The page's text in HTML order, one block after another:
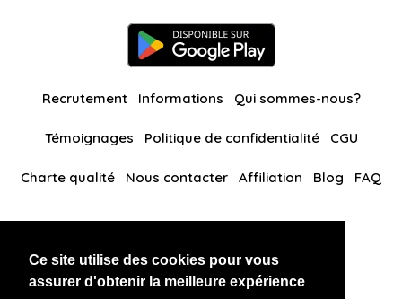
Ce site utilise des cookies pour vous
assurer d'obtenir la meilleure expérience
Recrutement Informations Qui sommes-nous?
Témoignages Politique de confidentialité CGU
Charte qualité Nous contacter Affiliation Blog FAQ
BlackAndBeauties RussianKisses